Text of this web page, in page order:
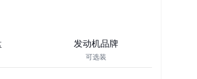
发动机品牌
可选装